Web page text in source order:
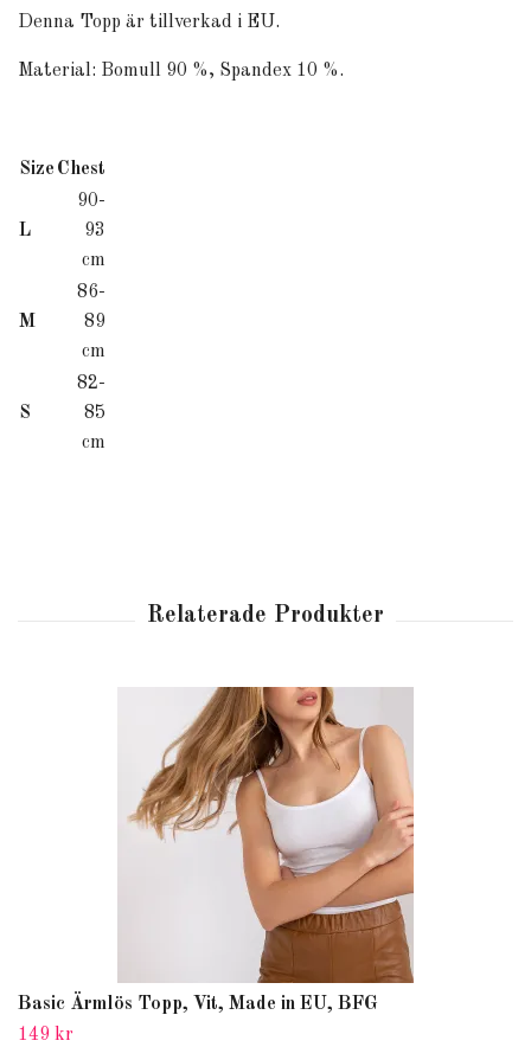
Denna Topp är tillverkad i EU.
Material: Bomull 90 %, Spandex 10 %.
Size Chest
L
90-
93
cm
M
86-
89
cm
S
82-
85
cm
Basic Ärmlös Topp, Vit, Made in EU, BFG
149 kr